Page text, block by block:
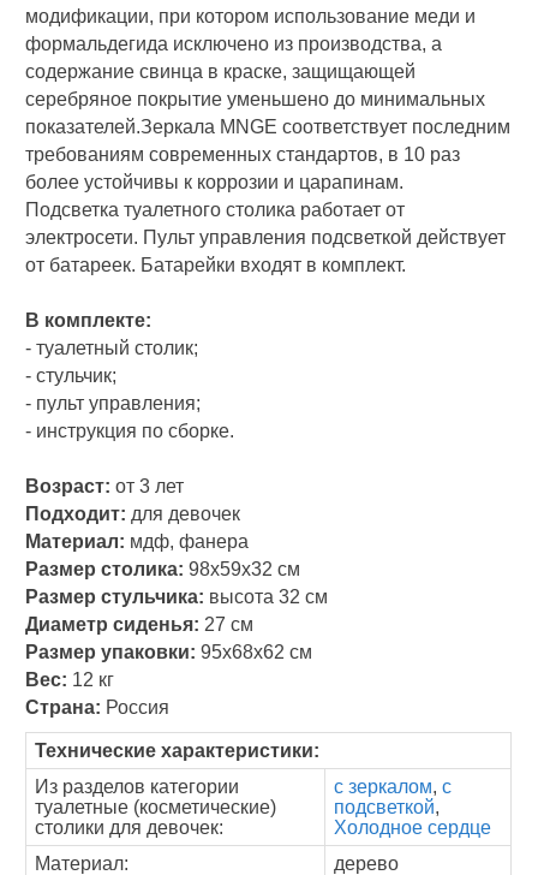
модификации, при котором использование меди и
формальдегида исключено из производства, а
содержание свинца в краске, защищающей
серебряное покрытие уменьшено до минимальных
показателей.Зеркала MNGE соответствует последним
требованиям современных стандартов, в 10 раз
более устойчивы к коррозии и царапинам.
Подсветка туалетного столика работает от
электросети. Пульт управления подсветкой действует
от батареек. Батарейки входят в комплект.
В комплекте:
- туалетный столик;
- стульчик;
- пульт управления;
- инструкция по сборке.
Возраст: от 3 лет
Подходит: для девочек
Материал: мдф, фанера
Размер столика: 98х59х32 см
Размер стульчика: высота 32 см
Диаметр сиденья: 27 см
Размер упаковки: 95х68х62 см
Вес: 12 кг
Страна: Россия
Технические характеристики:
Из разделов категории
туалетные (косметические)
столики для девочек:
с зеркалом,с
подсветкой,
Холодное сердце
Материал:
дерево